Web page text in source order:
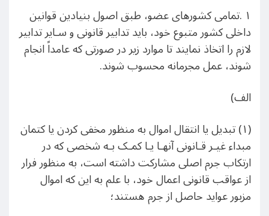
۱ .تمامی کشورهای عضو، طبق اصول بنیادین قوانین
داخلی کشور متبوع خود، باید تدابیر قانونی و سـایر تدابیر
لازم را اتخاذ نمایند تا موارد زیر در صورتی که عامداً انجام
شوند، عمل مجرمانه محسوب شوند.
الف)
(١) تبدیل یا انتقال اموال به منظور مخفی کردن یا کتمان
مبداء غیـر قـانونی آنهـا یـا کمـک بـه شخصی که در
ارتکاب جرم اصلی مشارکت داشته است، به منظور فرار
از عواقب قانونی اعمال خود، با علم به این که اموال
مزبور عواید حاصل از جرم هستند؛